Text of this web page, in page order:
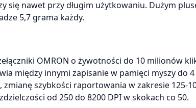
się nawet przy długim użytkowaniu. Dużym
5,7 grama każdy.
OMRON o żywotności do 10 milionów
między innymi zapisanie w pamięci myszy do
szybkości raportowania w zakresie 125-
od 250 do 8200 DPI w skokach co 50.